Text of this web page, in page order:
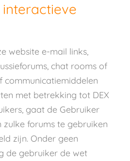
website e-mail links,
chat rooms of
communicatiemiddelen
met betrekking tot DEX
gaat de Gebruiker
forums te gebruiken
zijn. Onder geen
de gebruiker de wet